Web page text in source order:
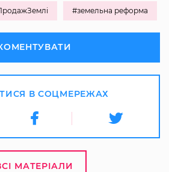
#земельна реформа
В СОЦМЕРЕЖАХ
МАТЕРІАЛИ